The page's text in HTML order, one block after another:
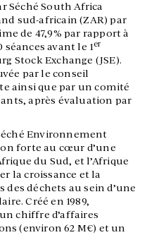
Séché South Africa
sud-africain (ZAR) par
de 47,9% par rapport à
avant le 1er
Stock Exchange (JSE).
par le conseil
ainsi que par un comité
après évaluation par
Environnement
forte au cœur d’une
du Sud, et l’Afrique
la croissance et la
déchets au sein d’une
Créé en 1989,
chiffre d’affaires
(environ 62 M€) et un